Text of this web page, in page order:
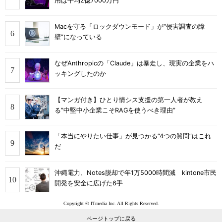
Macを守る「ロックダウンモード」が“侵害調査の障
壁”になっている
なぜAnthropicの「Claude」は暴走し、現実の企業をハ
ッキングしたのか
【マンガ付き】ひとり情シス支援の第一人者が教え
る”中堅中小企業こそRAGを使うべき理由”
「本当にやりたい仕事」が見つかる“4つの質問”はこれ
だ
沖縄電力、Notes脱却で年1万5000時間減 kintone市民
開発を安全に広げた6手
Copyright © ITmedia Inc. All Rights Reserved.
ページトップに戻る